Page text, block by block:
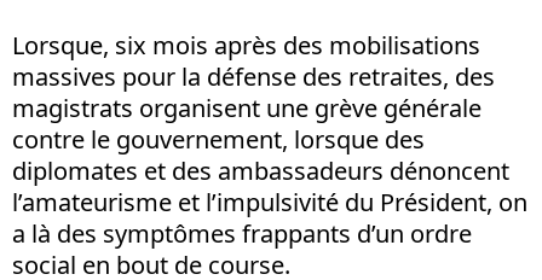
Lorsque, six mois après des mobilisations
massives pour la défense des retraites, des
magistrats organisent une grève générale
contre le gouvernement, lorsque des
diplomates et des ambassadeurs dénoncent
l’amateurisme et l’impulsivité du Président, on
a là des symptômes frappants d’un ordre
social en bout de course.